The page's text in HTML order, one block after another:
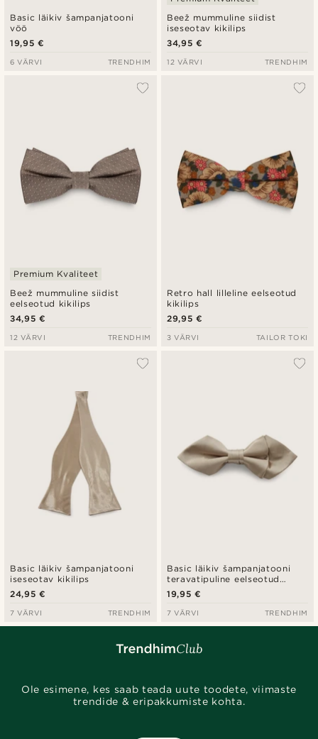
Basic läikiv šampanjatooni
vöö
19,95 €
6 VÄRVI TRENDHIM
Beež mummuline siidist
iseseotav kikilips
34,95 €
12 VÄRVI TRENDHIM
Beež mummuline siidist
eelseotud kikilips
Premium Kvaliteet
34,95 €
12 VÄRVI TRENDHIM
Retro hall lilleline eelseotud
kikilips
29,95 €
3 VÄRVI TAILOR TOKI
Basic läikiv šampanjatooni
iseseotav kikilips
24,95 €
7 VÄRVI TRENDHIM
Basic läikiv šampanjatooni
teravatipuline eelseotud
kikilips
19,95 €
7 VÄRVI TRENDHIM
Ole esimene, kes saab teada uute toodete, viimaste
trendide & eripakkumiste kohta.